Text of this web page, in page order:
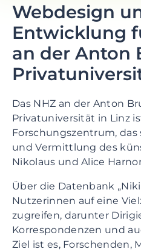
Webdesign
Entwicklung
an der Anton
Das NHZ an der Anton
Privatuniversität in Linz
Forschungszentrum,
und Vermittlung des
Nikolaus und Alice
Über die Datenbank
Nutzerinnen auf eine
zugreifen, darunter
Korrespondenzen und
Ziel ist es, Forschenden,